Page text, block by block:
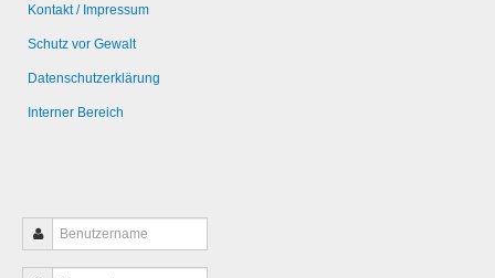
Kontakt / Impressum
Schutz vor Gewalt
Datenschutzerklärung
Interner Bereich